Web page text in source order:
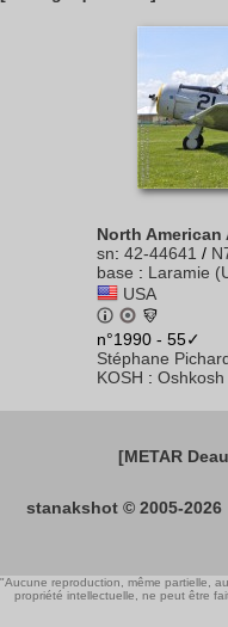
North American
sn: 42-44641 /
base : Laramie
USA
n°1990 - 55✓
Stéphane
KOSH :
[METAR
stanakshot © 2005-2026
"Aucune reproduction, même partielle,
propriété intellectuelle, ne peut être